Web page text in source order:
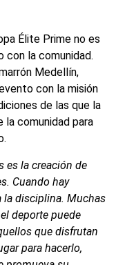
Élite Prime no es
con la comunidad.
Medellín,
con la misión
de las que la
la comunidad para
es la creación de
Cuando hay
la disciplina. Muchas
deporte puede
que disfrutan
para hacerlo,